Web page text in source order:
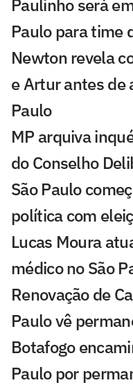
Paulinho será
Paulo para time
Newton revela
e Artur antes de
Paulo
MP arquiva
do Conselho
São Paulo
política com
Lucas Moura
médico no São
Renovação de
Paulo vê
Botafogo
Paulo por